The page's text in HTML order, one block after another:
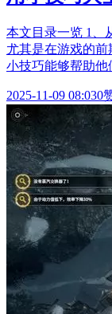
本文目录一览 1、
尤其是在游戏的
小技巧能够帮助
2025-11-09 08:030